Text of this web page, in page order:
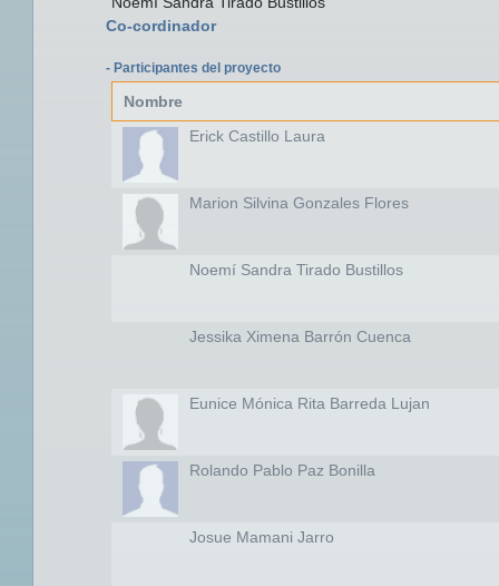
Co-cordinador
- Participantes del proyecto
Nombre
Erick Castillo Laura
Marion Silvina Gonzales Flores
Noemí Sandra Tirado Bustillos
Jessika Ximena Barrón Cuenca
Eunice Mónica Rita Barreda Lujan
Rolando Pablo Paz Bonilla
Josue Mamani Jarro